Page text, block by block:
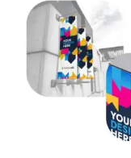
per
stampa
pubblicitaria: